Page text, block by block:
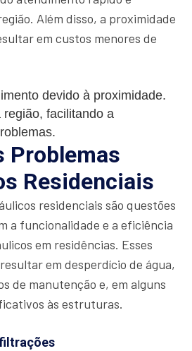
Além disso, a proximidade
em custos menores de
devido à proximidade.
facilitando a
Problemas
Residenciais
residenciais são questões
a funcionalidade e a eficiência
em residências. Esses
em desperdício de água,
de manutenção e, em alguns
às estruturas.